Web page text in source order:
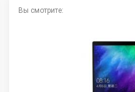
Вы смотрите: